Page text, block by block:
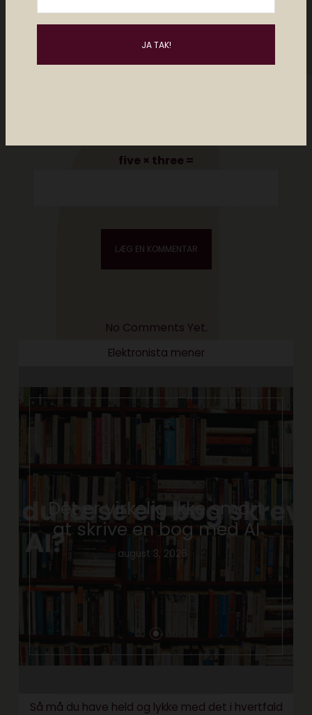
five × three =
No Comments Yet.
Elektronista mener
Det er virkelig ikke smart
at skrive en bog med AI
august 3, 2026
Så må du have held og lykke med det i hvertfald